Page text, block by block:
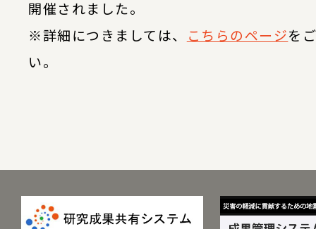
開催されました。
※詳細につきましては、
こちらのページを
い。